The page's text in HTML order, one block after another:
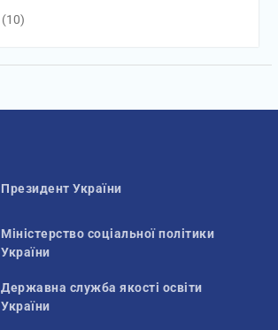
(10)
Президент України
Міністерство соціальної політики
України
Державна служба якості освіти
України